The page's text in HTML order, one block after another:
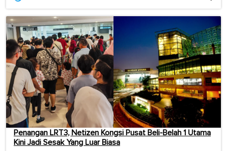
Penangan LRT3, Netizen Kongsi Pusat Beli-Belah 1 Utama
Kini Jadi Sesak Yang Luar Biasa